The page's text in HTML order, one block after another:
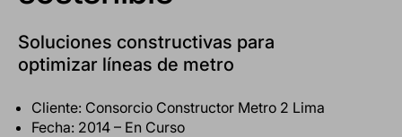
Soluciones constructivas para
optimizar líneas de metro
Cliente: Consorcio Constructor Metro 2 Lima
Fecha: 2014 – En Curso